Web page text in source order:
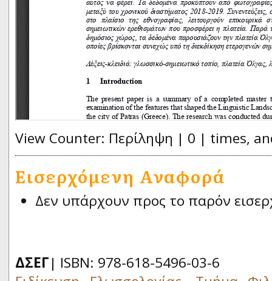
View Counter: Περίληψη | 0 | times,
Εισερχόμενη Αναφορά
Δεν υπάρχουν προς το παρόν
ΔΣΕΓ| ISBN: 978-618-5496-03-6